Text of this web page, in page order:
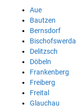
Aue
Bautzen
Bernsdorf
Bischofswerda
Delitzsch
Döbeln
Frankenberg
Freiberg
Freital
Glauchau